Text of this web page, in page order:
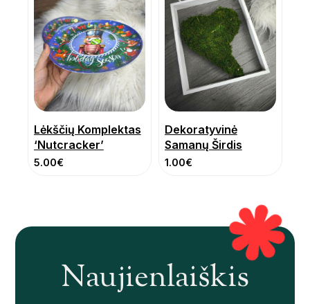
Lėkščių Komplektas
‘Nutcracker’
5.00€
Dekoratyvinė
Samanų Širdis
1.00€
Naujienlaiškis